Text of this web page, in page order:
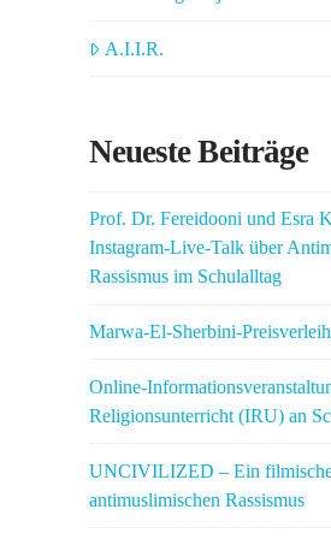
A.I.I.R.
Neueste Beiträge
Prof. Dr. Fereidooni und Esra
Instagram-Live-Talk über
Rassismus im Schulalltag
Marwa-El-Sherbini-
Online-
Religionsunterricht (IRU) an
UNCIVILIZED – Ein
antimuslimischen Rassismus